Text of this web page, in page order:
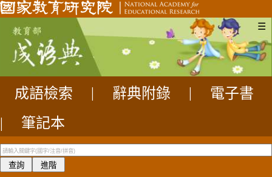
☰
成語檢索 辭典附錄
電子書
|
筆記本